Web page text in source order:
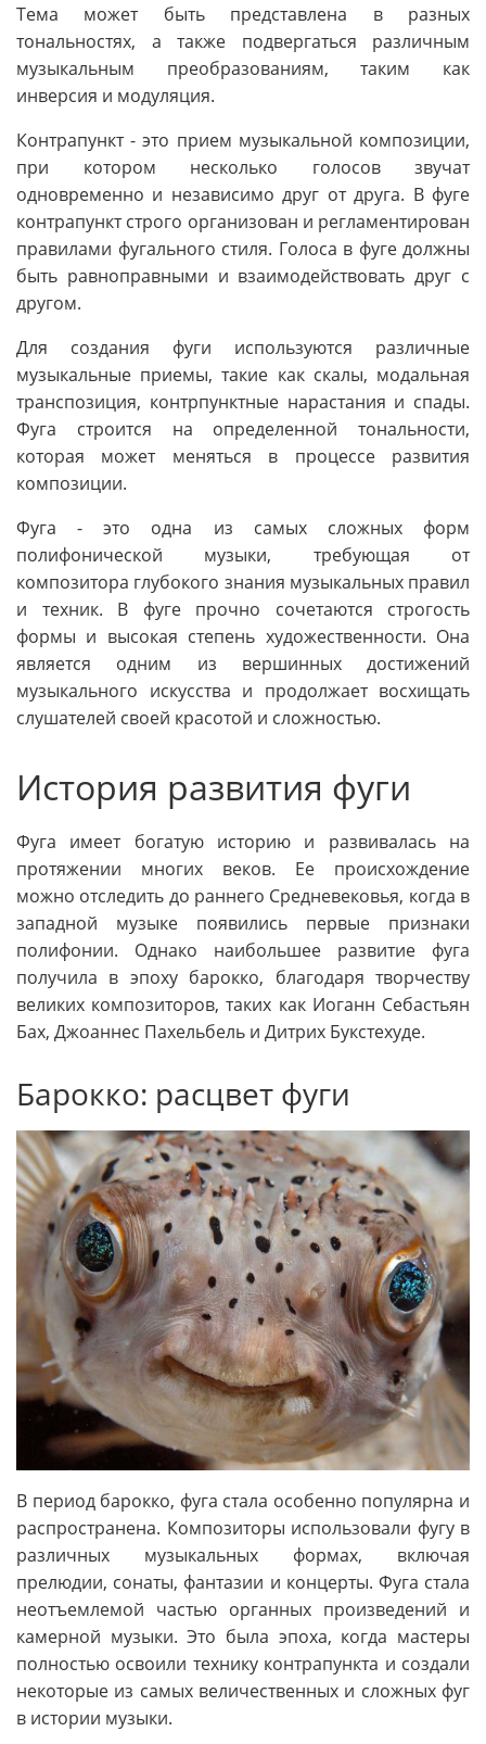
Тема может быть представлена в разных
тональностях, а также подвергаться различным
музыкальным преобразованиям, таким как
инверсия и модуляция.
Контрапункт - это прием музыкальной композиции,
при котором несколько голосов звучат
одновременно и независимо друг от друга. В фуге
контрапункт строго организован и регламентирован
правилами фугального стиля. Голоса в фуге должны
быть равноправными и взаимодействовать друг с
другом.
Для создания фуги используются различные
музыкальные приемы, такие как скалы, модальная
транспозиция, контрпунктные нарастания и спады.
Фуга строится на определенной тональности,
которая может меняться в процессе развития
композиции.
Фуга - это одна из самых сложных форм
полифонической музыки, требующая от
композитора глубокого знания музыкальных правил
и техник. В фуге прочно сочетаются строгость
формы и высокая степень художественности. Она
является одним из вершинных достижений
музыкального искусства и продолжает восхищать
слушателей своей красотой и сложностью.
История развития фуги
Фуга имеет богатую историю и развивалась на
протяжении многих веков. Ее происхождение
можно отследить до раннего Средневековья, когда в
западной музыке появились первые признаки
полифонии. Однако наибольшее развитие фуга
получила в эпоху барокко, благодаря творчеству
великих композиторов, таких как Иоганн Себастьян
Бах, Джоаннес Пахельбель и Дитрих Букстехуде.
Барокко: расцвет фуги
В период барокко, фуга стала особенно популярна и
распространена. Композиторы использовали фугу в
различных музыкальных формах, включая
прелюдии, сонаты, фантазии и концерты. Фуга стала
неотъемлемой частью органных произведений и
камерной музыки. Это была эпоха, когда мастеры
полностью освоили технику контрапункта и создали
некоторые из самых величественных и сложных фуг
в истории музыки.